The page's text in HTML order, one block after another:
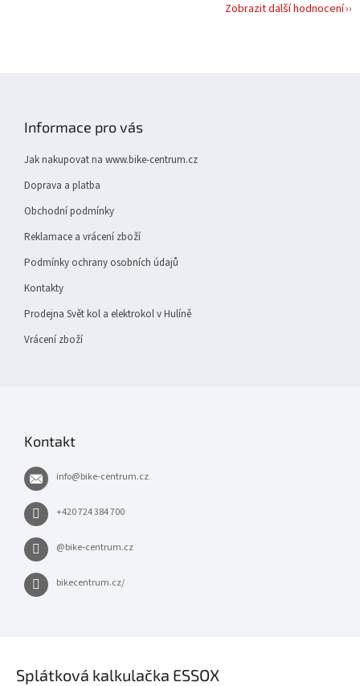
Zobrazit další hodnocení
Informace pro vás
Jak nakupovat na www.bike-centrum.cz
Doprava a platba
Obchodní podmínky
Reklamace a vrácení zboží
Podmínky ochrany osobních údajů
Kontakty
Prodejna Svět kol a elektrokol v Hulíně
Vrácení zboží
Kontakt
info@bike-centrum.cz
+420 724 384 700
@bike-centrum.cz
bikecentrum.cz/
Splátková kalkulačka ESSOX